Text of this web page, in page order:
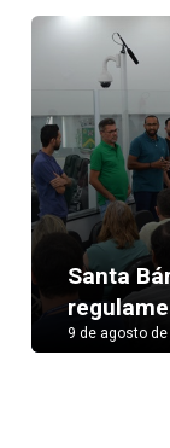
impositivas
Previous